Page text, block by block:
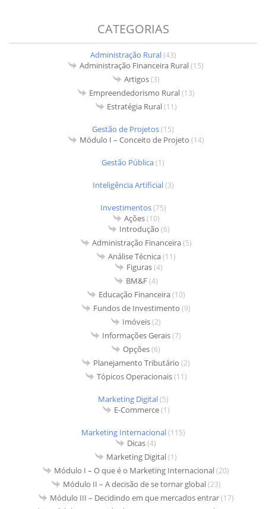
CATEGORIAS
Administração Rural(43)
Administração Financeira Rural(15)
Artigos(3)
Empreendedorismo Rural(13)
Estratégia Rural(11)
Gestão de Projetos(15)
Módulo I – Conceito de Projeto (14)
Gestão Pública(1)
Inteligência Artificial(3)
Investimentos(75)
Ações(10)
Introdução (6)
Administração Financeira(5)
Análise Técnica(11)
Figuras(4)
BM&F(4)
Educação Financeira(10)
Fundos de Investimento (9)
Imóveis(2)
Informações Gerais(7)
Opções(6)
Planejamento Tributário (2)
Tópicos Operacionais(11)
Marketing Digital(5)
E-Commerce(1)
Marketing Internacional(115)
Dicas(4)
Marketing Digital(1)
Módulo I – O que é o Marketing Internacional(20)
Módulo II – A decisão de se tornar global(23)
Módulo III – Decidindo em que mercados entrar(17)